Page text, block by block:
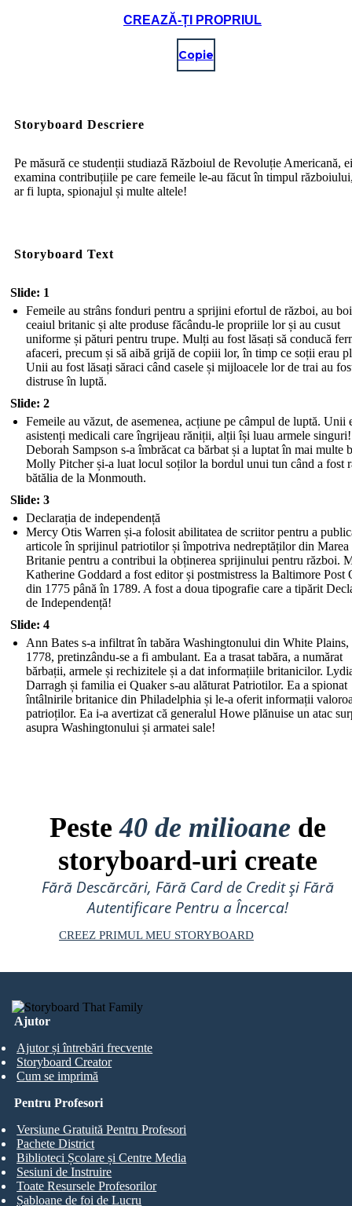
CREAZĂ-ȚI PROPRIUL
Copie
Storyboard Descriere
Pe măsură ce studenții studiază Războiul de Revoluție Americană,
examina contribuțiile pe care femeile le-au făcut în timpul
ar fi lupta, spionajul și multe altele!
Storyboard Text
Slide: 1
Femeile au strâns fonduri pentru a sprijini efortul de război, au
ceaiul britanic și alte produse făcându-le propriile lor și au cusut
uniforme și pături pentru trupe. Mulți au fost lăsați să conducă
afaceri, precum și să aibă grijă de copiii lor, în timp ce soții erau
Unii au fost lăsați săraci când casele și mijloacele lor de trai au
distruse în luptă.
Slide: 2
Femeile au văzut, de asemenea, acțiune pe câmpul de luptă. Unii
asistenți medicali care îngrijeau răniții, alții își luau armele singuri!
Deborah Sampson s-a îmbrăcat ca bărbat și a luptat în mai multe
Molly Pitcher și-a luat locul soților la bordul unui tun când a fost
bătălia de la Monmouth.
Slide: 3
Declarația de independență
Mercy Otis Warren și-a folosit abilitatea de scriitor pentru a
articole în sprijinul patriotilor și împotriva nedreptăților din Marea
Britanie pentru a contribui la obținerea sprijinului pentru război.
Katherine Goddard a fost editor și postmistress la Baltimore Post
din 1775 până în 1789. A fost a doua tipografie care a tipărit
de Independență!
Slide: 4
Ann Bates s-a infiltrat în tabăra Washingtonului din White
1778, pretinzându-se a fi ambulant. Ea a trasat tabăra, a numărat
bărbații, armele și rechizitele și a dat informațiile britanicilor.
Darragh și familia ei Quaker s-au alăturat Patriotilor. Ea a spionat
întâlnirile britanice din Philadelphia și le-a oferit informații
patrioților. Ea i-a avertizat că generalul Howe plănuise un atac
asupra Washingtonului și armatei sale!
Peste40 de milioane de
storyboard-uri create
Fără Descărcări, Fără Card de Credit și Fără
Autentificare Pentru a Încerca!
CREEZ PRIMUL MEU STORYBOARD
Ajutor
Ajutor și întrebări frecvente
Storyboard Creator
Cum se imprimă
Pentru Profesori
Versiune Gratuită Pentru Profesori
Pachete District
Biblioteci Școlare și Centre Media
Sesiuni de Instruire
Toate Resursele Profesorilor
Șabloane de foi de Lucru